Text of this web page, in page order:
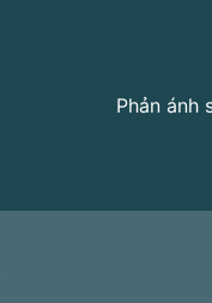
Phản ánh